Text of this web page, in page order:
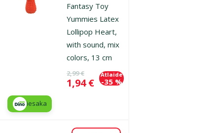
Fantasy Toy
Yummies Latex
Lollipop Heart,
with sound, mix
colors, 13 cm
Oriģinālā cena
2,99 €
Cena
1,94 €
Atlaide
-35 %
iesaka